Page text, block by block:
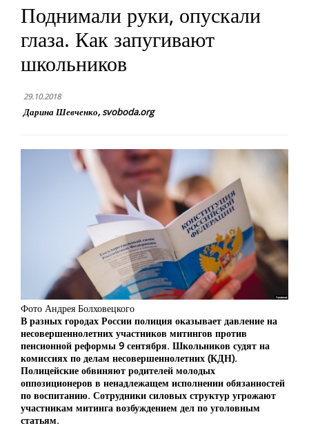
Поднимали руки, опускали
глаза. Как запугивают
школьников
29.10.2018
Дарина Шевченко, svoboda.org
Фото Андрея Болховецкого
В разных городах России полиция оказывает давление на
несовершеннолетних участников митингов против
пенсионной реформы 9 сентября. Школьников судят на
комиссиях по делам несовершеннолетних (КДН).
Полицейские обвиняют родителей молодых
оппозиционеров в ненадлежащем исполнении обязанностей
по воспитанию. Сотрудники силовых структур угрожают
участникам митинга возбуждением дел по уголовным
статьям.